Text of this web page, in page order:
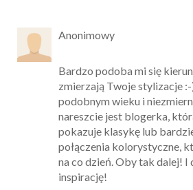
Anonimowy
Bardzo podoba mi się
zmierzają Twoje stylizacje
podobnym wieku i
nareszcie jest blogerka,
pokazuje klasykę lub
połączenia kolorystyczne,
na co dzień. Oby tak dalej! I
inspirację!